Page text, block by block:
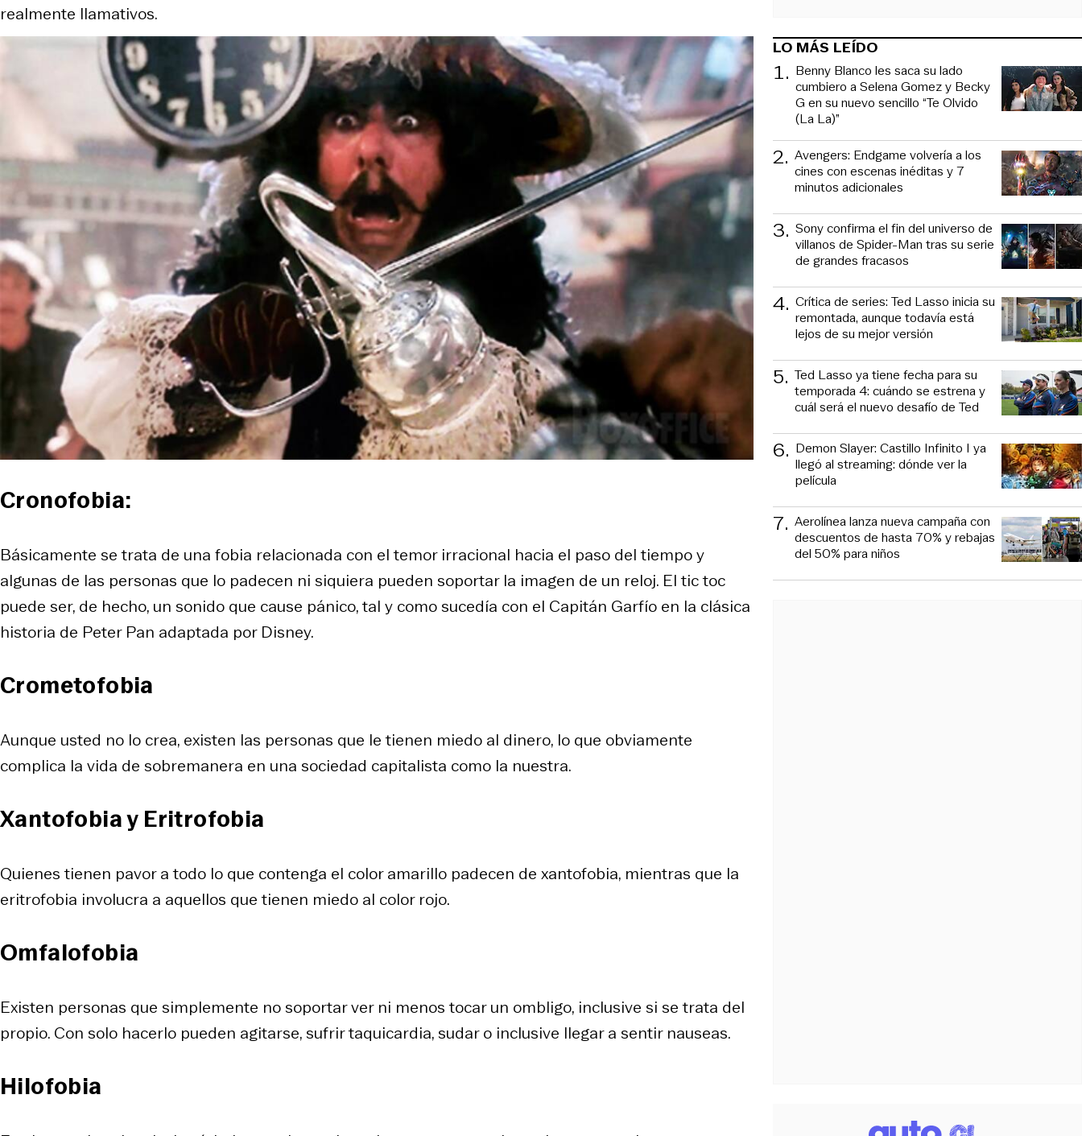
realmente llamativos.
Cronofobia:
Básicamente se trata de una fobia relacionada con el temor irracional hacia el paso del tiempo y
algunas de las personas que lo padecen ni siquiera pueden soportar la imagen de un reloj. El tic toc
puede ser, de hecho, un sonido que cause pánico, tal y como sucedía con el Capitán Garfío en la clásica
historia de Peter Pan adaptada por Disney.
Crometofobia
Aunque usted no lo crea, existen las personas que le tienen miedo al dinero, lo que obviamente
complica la vida de sobremanera en una sociedad capitalista como la nuestra.
Xantofobia y Eritrofobia
Quienes tienen pavor a todo lo que contenga el color amarillo padecen de xantofobia, mientras que la
eritrofobia involucra a aquellos que tienen miedo al color rojo.
Omfalofobia
Existen personas que simplemente no soportar ver ni menos tocar un ombligo, inclusive si se trata del
propio. Con solo hacerlo pueden agitarse, sufrir taquicardia, sudar o inclusive llegar a sentir nauseas.
Hilofobia
LO MÁS LEÍDO
1. Benny Blanco les saca su lado
cumbiero a Selena Gomez y Becky
G en su nuevo sencillo “Te Olvido
(La La)”
2. Avengers: Endgame volvería a los
cines con escenas inéditas y 7
minutos adicionales
3. Sony confirma el fin del universo de
villanos de Spider-Man tras su serie
de grandes fracasos
4. Crítica de series: Ted Lasso inicia su
remontada, aunque todavía está
lejos de su mejor versión
5. Ted Lasso ya tiene fecha para su
temporada 4: cuándo se estrena y
cuál será el nuevo desafío de Ted
6. Demon Slayer: Castillo Infinito I ya
llegó al streaming: dónde ver la
película
7. Aerolínea lanza nueva campaña con
descuentos de hasta 70% y rebajas
del 50% para niños